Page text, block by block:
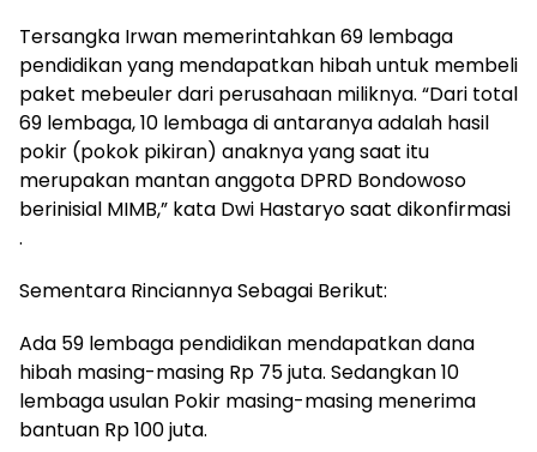
Tersangka Irwan memerintahkan 69 lembaga
pendidikan yang mendapatkan hibah untuk membeli
paket mebeuler dari perusahaan miliknya. “Dari total
69 lembaga, 10 lembaga di antaranya adalah hasil
pokir (pokok pikiran) anaknya yang saat itu
merupakan mantan anggota DPRD Bondowoso
berinisial MIMB,” kata Dwi Hastaryo saat dikonfirmasi
.
Sementara Rinciannya Sebagai Berikut:
Ada 59 lembaga pendidikan mendapatkan dana
hibah masing-masing Rp 75 juta. Sedangkan 10
lembaga usulan Pokir masing-masing menerima
bantuan Rp 100 juta.